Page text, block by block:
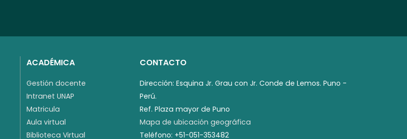
ACADÉMICA
Gestión docente
Intranet UNAP
Matricula
Aula virtual
Biblioteca Virtual
CONTACTO
Dirección: Esquina Jr. Grau con Jr. Conde de Lemos. Puno -
Perú.
Ref. Plaza mayor de Puno
Mapa de ubicación geográfica
Teléfono: +51-051-353482